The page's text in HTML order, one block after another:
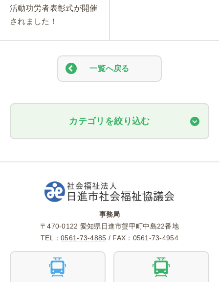
活動功労者表彰式が開催
されました！
一覧へ戻る
カテゴリを絞り込む
事務局
〒470-0122 愛知県日進市蟹甲町中島22番地
TEL：0561-73-4885 / FAX：0561-73-4954